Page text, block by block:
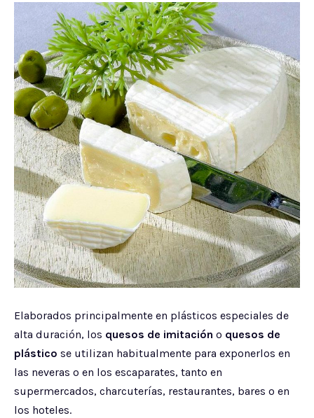
Elaborados principalmente en plásticos especiales de
alta duración, los quesos de imitación o quesos de
plástico se utilizan habitualmente para exponerlos en
las neveras o en los escaparates, tanto en
supermercados, charcuterías, restaurantes, bares o en
los hoteles.